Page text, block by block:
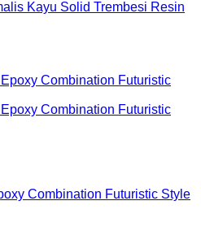
Kayu Solid Trembesi Resin
Combination Futuristic Style